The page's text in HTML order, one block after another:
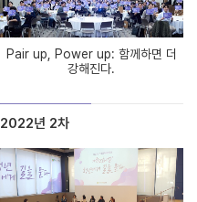
Pair up, Power up: 함께하면 더
강해진다.
2022년 2차